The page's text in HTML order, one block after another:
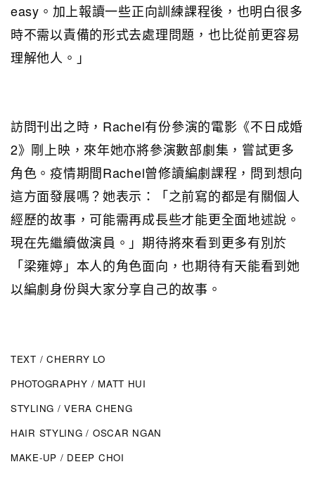
easy。加上報讀一些正向訓練課程後，也明白很多
時不需以責備的形式去處理問題，也比從前更容易
理解他人。」
訪問刊出之時，Rachel有份參演的電影《不日成婚
2》剛上映，來年她亦將參演數部劇集，嘗試更多
角色。疫情期間Rachel曾修讀編劇課程，問到想向
這方面發展嗎？她表示：「之前寫的都是有關個人
經歷的故事，可能需再成長些才能更全面地述說。
現在先繼續做演員。」期待將來看到更多有別於
「梁雍婷」本人的角色面向，也期待有天能看到她
以編劇身份與大家分享自己的故事。
TEXT / CHERRY LO
PHOTOGRAPHY / MATT HUI
STYLING / VERA CHENG
HAIR STYLING / OSCAR NGAN
MAKE-UP / DEEP CHOI